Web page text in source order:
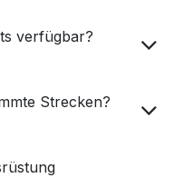
verfügbar?
Strecken?